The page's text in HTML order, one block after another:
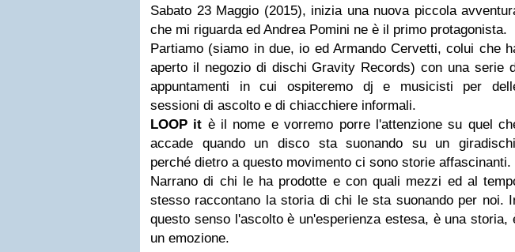
Sabato 23 Maggio (2015), inizia una nuova piccola
che mi riguarda ed Andrea Pomini ne è il primo protagonista.
Partiamo (siamo in due, io ed Armando Cervetti, colui che
aperto il negozio di dischi Gravity Records) con una serie
appuntamenti in cui ospiteremo dj e musicisti per
sessioni di ascolto e di chiacchiere informali.
LOOP it è il nome e vorremo porre l'attenzione su quel
accade quando un disco sta suonando su un
perché dietro a questo movimento ci sono storie affascinanti.
Narrano di chi le ha prodotte e con quali mezzi ed al
stesso raccontano la storia di chi le sta suonando per noi.
questo senso l'ascolto è un'esperienza estesa, è una storia,
un emozione.